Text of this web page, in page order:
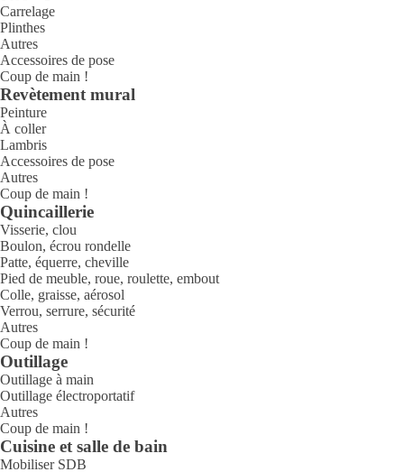
Carrelage
Plinthes
Autres
Accessoires de pose
Coup de main !
Revètement mural
Peinture
À coller
Lambris
Accessoires de pose
Autres
Coup de main !
Quincaillerie
Visserie, clou
Boulon, écrou rondelle
Patte, équerre, cheville
Pied de meuble, roue, roulette, embout
Colle, graisse, aérosol
Verrou, serrure, sécurité
Autres
Coup de main !
Outillage
Outillage à main
Outillage électroportatif
Autres
Coup de main !
Cuisine et salle de bain
Mobiliser SDB